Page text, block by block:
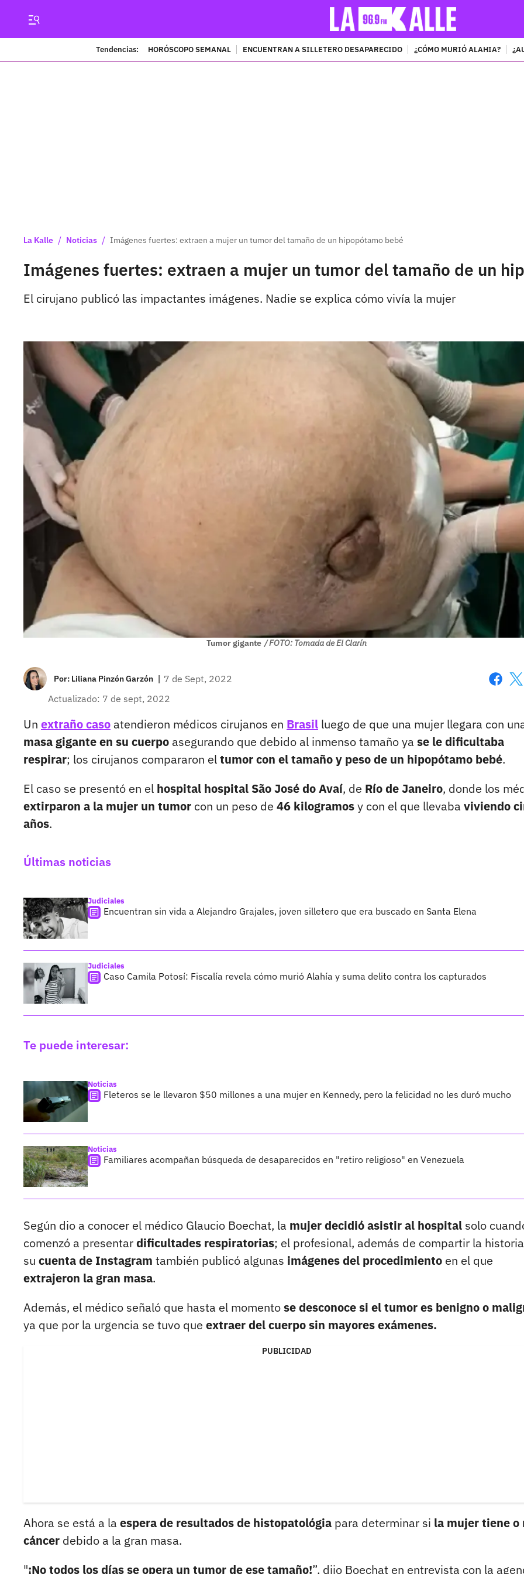
Tendencias: HORÓSCOPO SEMANAL ENCUENTRAN A SILLETERO DESAPARECIDO ¿CÓMO MURIÓ ALAHIA?
La Kalle / Noticias / Imágenes fuertes: extraen a mujer un tumor del tamaño de un hipopótamo bebé
Imágenes fuertes: extraen a mujer un tumor del tamaño de un
El cirujano publicó las impactantes imágenes. Nadie se explica cómo vivía la mujer
Tumor gigante / FOTO: Tomada de El Clarín
Por: Liliana Pinzón Garzón | 7 de Sept, 2022
Actualizado: 7 de sept, 2022
Un extraño caso atendieron médicos cirujanos en Brasil luego de que una mujer llegara con
masa gigante en su cuerpo asegurando que debido al inmenso tamaño ya se le dificultaba
respirar; los cirujanos compararon eltumor con el tamaño y peso de un hipopótamo bebé.
El caso se presentó en el hospital hospital São José do Avaí, de Río de Janeiro, donde los
extirparon a la mujer un tumor con un peso de 46 kilogramosy con el que llevaba viviendo
años.
Últimas noticias
Judiciales
Encuentran sin vida a Alejandro Grajales, joven silletero que era buscado en Santa Elena
Judiciales
Caso Camila Potosí: Fiscalía revela cómo murió Alahía y suma delito contra los capturados
Te puede interesar:
Noticias
Fleteros se le llevaron $50 millones a una mujer en Kennedy, pero la felicidad no les duró mucho
Noticias
Familiares acompañan búsqueda de desaparecidos en "retiro religioso" en Venezuela
Según dio a conocer el médico Glaucio Boechat, la mujer decidió asistir al hospital solo
comenzó a presentardificultades respiratorias; el profesional, además de compartir la
su cuenta de Instagram también publicó algunas imágenes del procedimiento en el que
extrajeron la gran masa.
Además, el médico señaló que hasta el momentose desconoce si el tumor es benigno o
ya que por la urgencia se tuvo que extraer del cuerpo sin mayores exámenes.
PUBLICIDAD
Ahora se está a la espera de resultados de histopatológia para determinar si la mujer tiene o
cáncer debido a la gran masa.
"¡No todos los días se opera un tumor de ese tamaño!”, dijo Boechat en entrevista con la